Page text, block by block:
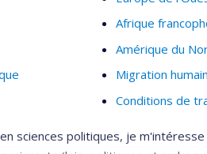
Afrique
Amérique du
Migration
Conditions de
sciences politiques, je